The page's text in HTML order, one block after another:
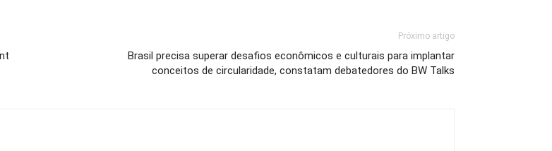
Próximo artigo
Brasil precisa superar desafios econômicos e culturais para implantar
conceitos de circularidade, constatam debatedores do BW Talks